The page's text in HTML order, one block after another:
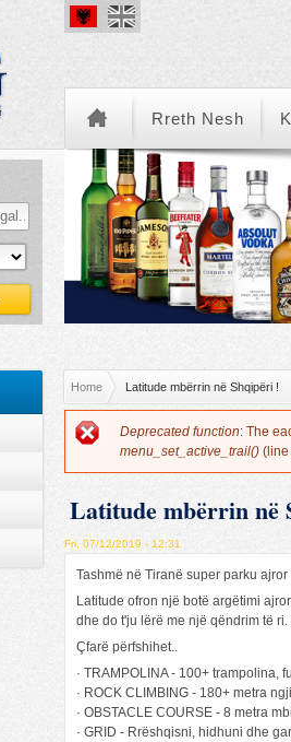
Rreth Nesh
You are here
Home Latitude mbërrin në Shqipëri !
Error message
Deprecated function: The
menu_set_active_trail() (line
Latitude mbërrin në
Fri, 07/12/2019 - 12:31
Tashmë në Tiranë super parku
Latitude ofron një botë argëtimi
dhe do t'ju lërë me një qëndrim të
Çfarë përfshihet..
· TRAMPOLINA - 100+
· ROCK CLIMBING - 180+ metra
· OBSTACLE COURSE - 8 metra
· GRID - Rrëshqisni, hidhuni dhe